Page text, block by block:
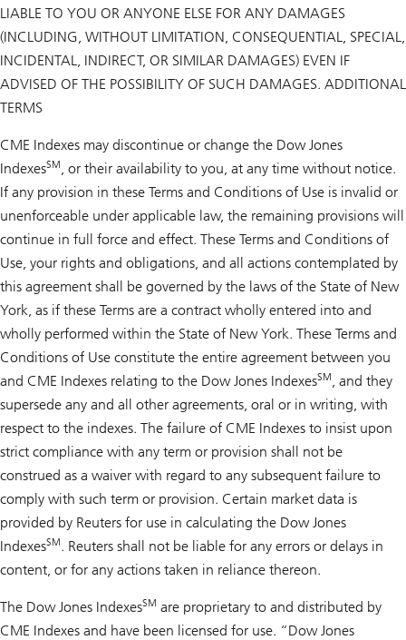
LIABLE TO YOU OR ANYONE ELSE FOR ANY DAMAGES
(INCLUDING, WITHOUT LIMITATION, CONSEQUENTIAL, SPECIAL,
INCIDENTAL, INDIRECT, OR SIMILAR DAMAGES) EVEN IF
ADVISED OF THE POSSIBILITY OF SUCH DAMAGES. ADDITIONAL
TERMS
CME Indexes may discontinue or change the Dow Jones
IndexesSM
, or their availability to you, at any time without notice.
If any provision in these Terms and Conditions of Use is invalid or
unenforceable under applicable law, the remaining provisions will
continue in full force and effect. These Terms and Conditions of
Use, your rights and obligations, and all actions contemplated by
this agreement shall be governed by the laws of the State of New
York, as if these Terms are a contract wholly entered into and
wholly performed within the State of New York. These Terms and
Conditions of Use constitute the entire agreement between you
and CME Indexes relating to the Dow Jones IndexesSM
, and they
supersede any and all other agreements, oral or in writing, with
respect to the indexes. The failure of CME Indexes to insist upon
strict compliance with any term or provision shall not be
construed as a waiver with regard to any subsequent failure to
comply with such term or provision. Certain market data is
provided by Reuters for use in calculating the Dow Jones
IndexesSM. Reuters shall not be liable for any errors or delays in
content, or for any actions taken in reliance thereon.
The Dow Jones IndexesSM are proprietary to and distributed by
CME Indexes and have been licensed for use. “Dow Jones